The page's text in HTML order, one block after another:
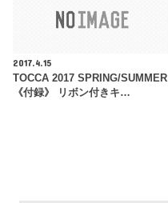
2017.4.15
TOCCA 2017 SPRING/SUMMER
《付録》 リボン付きキ…